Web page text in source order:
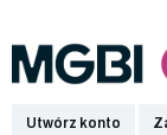
Utwórz konto